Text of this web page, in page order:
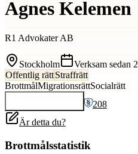
Agnes Kelemen
R1 Advokater AB
Stockholm Verksam sedan
Offentlig rättStraffrätt
BrottmålMigrationsrättSocialrätt
208
Är detta du?
Brottmålsstatistik